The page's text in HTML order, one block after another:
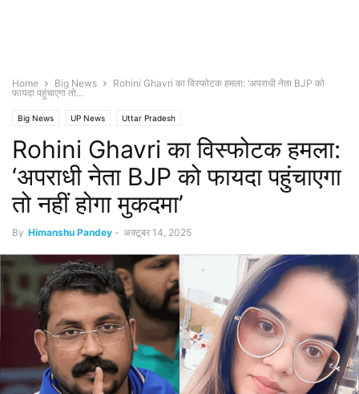
Home Big News
Rohini Ghavri का विस्फोटक हमला: ‘अपराधी नेता BJP को
फायदा पहुंचाएगा तो...
Big News UP News Uttar Pradesh
Rohini Ghavri का विस्फोटक हमला:
‘अपराधी नेता BJP को फायदा पहुंचाएगा
तो नहीं होगा मुकदमा’
By Himanshu Pandey - अक्टूबर 14, 2025